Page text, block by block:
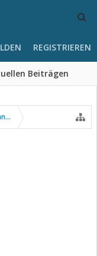
Beiträgen
REGISTRIEREN